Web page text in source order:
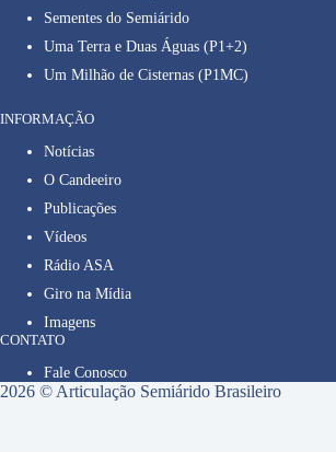
Sementes do Semiárido
Uma Terra e Duas Águas (P1+2)
Um Milhão de Cisternas (P1MC)
INFORMAÇÃO
Notícias
O Candeeiro
Publicações
Vídeos
Rádio ASA
Giro na Mídia
Imagens
CONTATO
Fale Conosco
2026 © Articulação Semiárido Brasileiro